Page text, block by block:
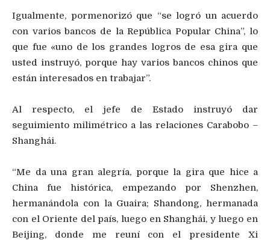
Igualmente, pormenorizó que “se logró un acuerdo
con varios bancos de la República Popular China”, lo
que fue «uno de los grandes logros de esa gira que
usted instruyó, porque hay varios bancos chinos que
están interesados en trabajar”.
Al respecto, el jefe de Estado instruyó dar
seguimiento milimétrico a las relaciones Carabobo –
Shanghái.
“Me da una gran alegría, porque la gira que hice a
China fue histórica, empezando por Shenzhen,
hermanándola con la Guaira; Shandong, hermanada
con el Oriente del país, luego en Shanghái, y luego en
Beijing, donde me reuní con el presidente Xi